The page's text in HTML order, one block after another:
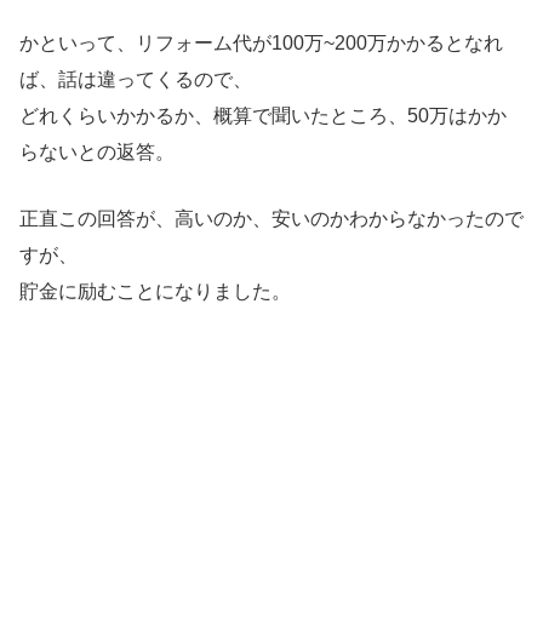
かといって、リフォーム代が100万~200万かかるとなれ
ば、話は違ってくるので、
どれくらいかかるか、概算で聞いたところ、50万はかか
らないとの返答。
正直この回答が、高いのか、安いのかわからなかったので
すが、
貯金に励むことになりました。